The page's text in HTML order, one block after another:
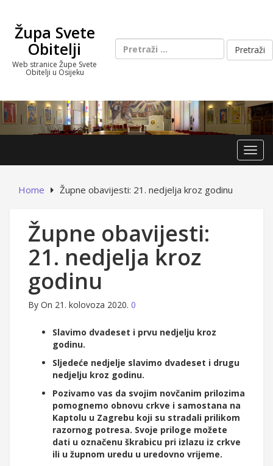
contentŽupa Svete
Obitelji
Web stranice Župe Svete
Obitelji u Osijeku
Pretraži:
Home Župne obavijesti: 21. nedjelja kroz godinu
Župne obavijesti:
21. nedjelja kroz
godinu
By On 21. kolovoza 2020. 0
Slavimo dvadeset i prvu nedjelju kroz
godinu.
Sljedeće nedjelje slavimo dvadeset i drugu
nedjelju kroz godinu.
Pozivamo vas da svojim novčanim prilozima
pomognemo obnovu crkve i samostana na
Kaptolu u Zagrebu koji su stradali prilikom
razornog potresa. Svoje priloge možete
dati u označenu škrabicu pri izlazu iz crkve
ili u župnom uredu u uredovno vrijeme.